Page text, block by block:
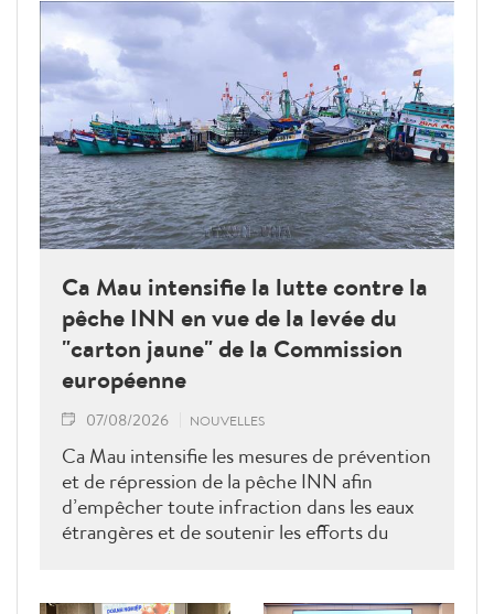
Ca Mau intensifie la lutte contre la
pêche INN en vue de la levée du
"carton jaune" de la Commission
européenne
07/08/2026 NOUVELLES
Ca Mau intensifie les mesures de prévention
et de répression de la pêche INN afin
d’empêcher toute infraction dans les eaux
étrangères et de soutenir les efforts du